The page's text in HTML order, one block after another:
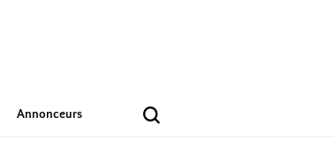
Annonceurs